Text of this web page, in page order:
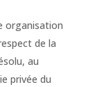
organisation
de la
au
privée du